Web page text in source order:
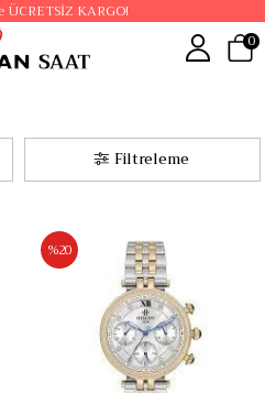
KARGO!
0
Filtreleme
%20